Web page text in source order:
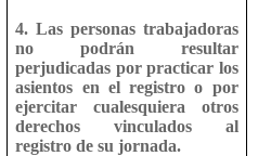
4. Las personas trabajadoras
no podrán resultar
perjudicadas por practicar los
asientos en el registro o por
ejercitar cualesquiera otros
derechos vinculados al
registro de su jornada.